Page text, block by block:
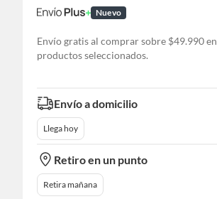
Nuevo
Envío gratis al comprar sobre $49.990 en
productos seleccionados.
Envío a domicilio
Llega hoy
Retiro en un punto
Retira mañana